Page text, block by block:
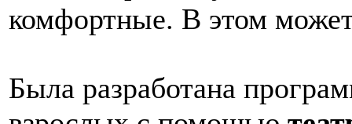
комфортные. В этом
Была разработана